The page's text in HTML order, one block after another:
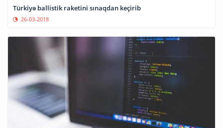
Türkiyə ballistik raketini sınaqdan keçirib
26-03-2018